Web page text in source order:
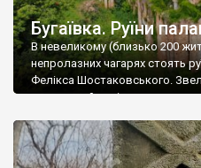
Бугаївка. Руїни
В невеликому (близько 200
непролазних чагарях стоять
Фелікса Шостаковського.
радянський період у ньому
століття тут розмістили
палацу виїхала лікарня – ми